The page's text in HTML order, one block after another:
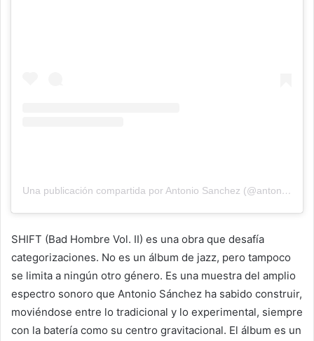
Una publicación compartida por Antonio Sanchez (@antoniodrums1)
SHIFT (Bad Hombre Vol. II) es una obra que desafía
categorizaciones. No es un álbum de jazz, pero tampoco
se limita a ningún otro género. Es una muestra del amplio
espectro sonoro que Antonio Sánchez ha sabido construir,
moviéndose entre lo tradicional y lo experimental, siempre
con la batería como su centro gravitacional. El álbum es un